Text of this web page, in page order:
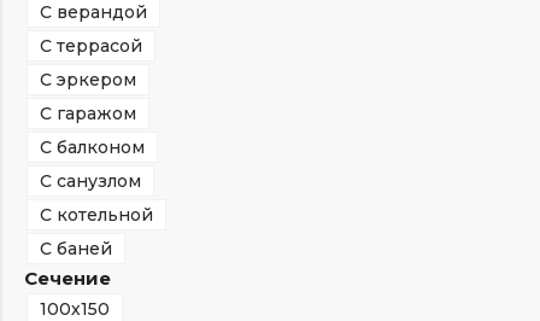
С верандой
С террасой
С эркером
С гаражом
С балконом
С санузлом
С котельной
С баней
Сечение
100х150